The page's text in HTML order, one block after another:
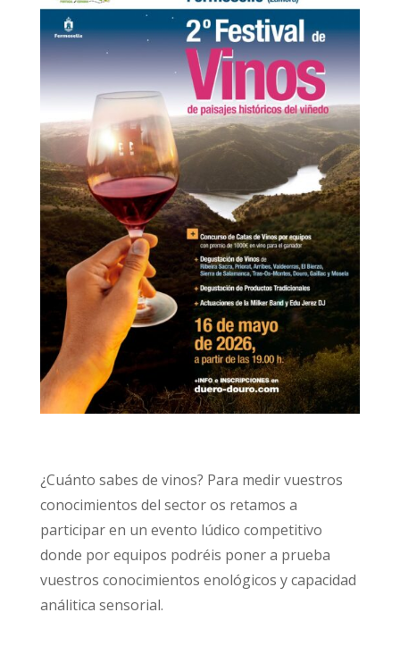
¿Cuánto sabes de vinos? Para medir vuestros
conocimientos del sector os retamos a
participar en un evento lúdico competitivo
donde por equipos podréis poner a prueba
vuestros conocimientos enológicos y capacidad
análitica sensorial.